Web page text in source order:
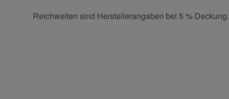
Reichweiten sind Herstellerangaben bei 5 % Deckung.